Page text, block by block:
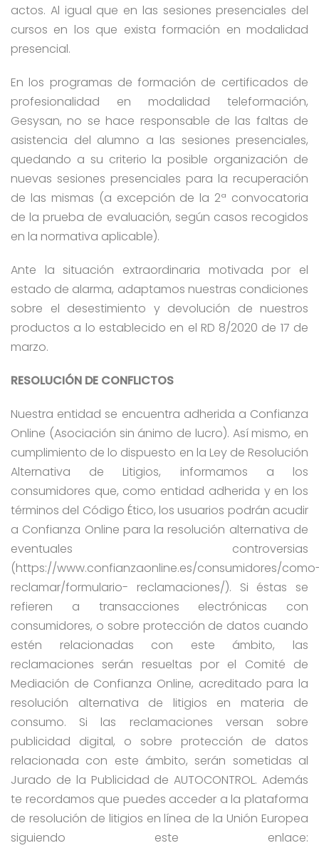
actos. Al igual que en las sesiones presenciales del
cursos en los que exista formación en modalidad
presencial.
En los programas de formación de certificados de
profesionalidad en modalidad teleformación,
Gesysan, no se hace responsable de las faltas de
asistencia del alumno a las sesiones presenciales,
quedando a su criterio la posible organización de
nuevas sesiones presenciales para la recuperación
de las mismas (a excepción de la 2ª convocatoria
de la prueba de evaluación, según casos recogidos
en la normativa aplicable).
Ante la situación extraordinaria motivada por el
estado de alarma, adaptamos nuestras condiciones
sobre el desestimiento y devolución de nuestros
productos a lo establecido en el RD 8/2020 de 17 de
marzo.
RESOLUCIÓN DE CONFLICTOS
Nuestra entidad se encuentra adherida a Confianza
Online (Asociación sin ánimo de lucro). Así mismo, en
cumplimiento de lo dispuesto en la Ley de Resolución
Alternativa de Litigios, informamos a los
consumidores que, como entidad adherida y en los
términos del Código Ético, los usuarios podrán acudir
a Confianza Online para la resolución alternativa de
eventuales controversias
(https://www.confianzaonline.es/consumidores/
reclamar/formulario- reclamaciones/). Si éstas se
refieren a transacciones electrónicas con
consumidores, o sobre protección de datos cuando
estén relacionadas con este ámbito, las
reclamaciones serán resueltas por el Comité de
Mediación de Confianza Online, acreditado para la
resolución alternativa de litigios en materia de
consumo. Si las reclamaciones versan sobre
publicidad digital, o sobre protección de datos
relacionada con este ámbito, serán sometidas al
Jurado de la Publicidad de AUTOCONTROL. Además
te recordamos que puedes acceder a la plataforma
de resolución de litigios en línea de la Unión Europea
siguiendo este enlace: